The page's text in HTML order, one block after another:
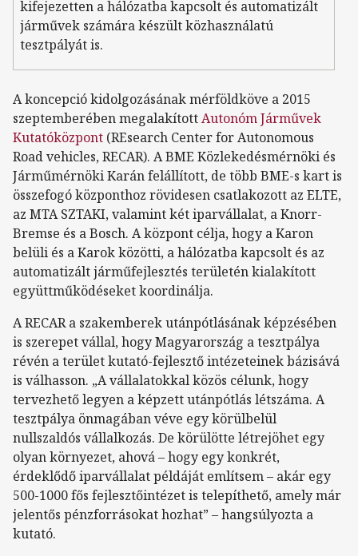
kifejezetten a hálózatba kapcsolt és automatizált
járművek számára készült közhasználatú
tesztpályát is.
A koncepció kidolgozásának mérföldköve a 2015
szeptemberében megalakítottAutonóm Járművek
Kutatóközpont (REsearch Center for Autonomous
Road vehicles, RECAR). A BME Közlekedésmérnöki és
Járműmérnöki Karán felállított, de több BME-s kart is
összefogó központhoz rövidesen csatlakozott az ELTE,
az MTA SZTAKI, valamint két iparvállalat, a Knorr-
Bremse és a Bosch. A központ célja, hogy a Karon
belüli és a Karok közötti, a hálózatba kapcsolt és az
automatizált járműfejlesztés területén kialakított
együttműködéseket koordinálja.
A RECAR a szakemberek utánpótlásának képzésében
is szerepet vállal, hogy Magyarország a tesztpálya
révén a terület kutató-fejlesztő intézeteinek bázisává
is válhasson. „A vállalatokkal közös célunk, hogy
tervezhető legyen a képzett utánpótlás létszáma. A
tesztpálya önmagában véve egy körülbelül
nullszaldós vállalkozás. De körülötte létrejöhet egy
olyan környezet, ahová – hogy egy konkrét,
érdeklődő iparvállalat példáját említsem – akár egy
500-1000 fős fejlesztőintézet is telepíthető, amely már
jelentős pénzforrásokat hozhat” – hangsúlyozta a
kutató.